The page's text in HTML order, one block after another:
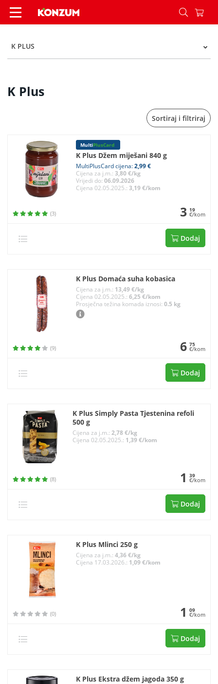
K Plus - Kategorije - Konzum
K PLUS
K Plus
Sortiraj i filtriraj
MultiPlusCard
K Plus Džem miješani 840 g
MultiPlusCard cijena:2,99 €
Cijena za j.m.: 3,80 €/kg
Vrijedi do: 06.09.2026
Cijena 02.05.2025.: 3,19 €/kom
(3) 3 19
€/kom
Dodaj
K Plus Domaća suha kobasica
Cijena za j.m.: 13,49 €/kg
Cijena 02.05.2025.: 6,25 €/kom
Prosječna težina komada iznosi: 0.5 kg
(9) 6 75
€/kom
Dodaj
K Plus Simply Pasta Tjestenina refoli
500 g
Cijena za j.m.: 2,78 €/kg
Cijena 02.05.2025.: 1,39 €/kom
(8) 1 39
€/kom
Dodaj
K Plus Mlinci 250 g
Cijena za j.m.: 4,36 €/kg
Cijena 17.03.2026.: 1,09 €/kom
(0) 1 09
€/kom
Dodaj
K Plus Ekstra džem jagoda 350 g